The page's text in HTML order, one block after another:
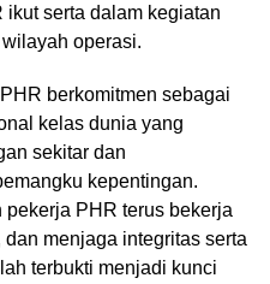
serta dalam kegiatan
operasi.
berkomitmen sebagai
kelas dunia yang
sekitar dan
kepentingan.
PHR terus bekerja
menjaga integritas serta
terbukti menjadi kunci